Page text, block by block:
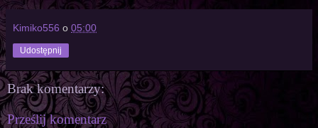
Kimiko556 o 05:00
Udostępnij
Brak komentarzy:
Prześlij komentarz